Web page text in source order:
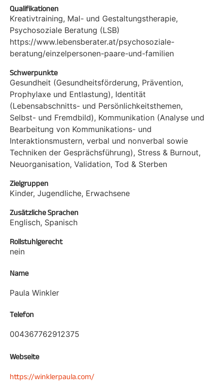
Qualifikationen
Kreativtraining, Mal- und Gestaltungstherapie,
Psychosoziale Beratung (LSB)
https://www.lebensberater.at/psychosoziale-
beratung/einzelpersonen-paare-und-familien
Schwerpunkte
Gesundheit (Gesundheitsförderung, Prävention,
Prophylaxe und Entlastung), Identität
(Lebensabschnitts- und Persönlichkeitsthemen,
Selbst- und Fremdbild), Kommunikation (Analyse und
Bearbeitung von Kommunikations- und
Interaktionsmustern, verbal und nonverbal sowie
Techniken der Gesprächsführung), Stress & Burnout,
Neuorganisation, Validation, Tod & Sterben
Zielgruppen
Kinder, Jugendliche, Erwachsene
Zusätzliche Sprachen
Englisch, Spanisch
Rollstuhlgerecht
nein
Name
Paula Winkler
Telefon
004367762912375
Webseite
https://winklerpaula.com/